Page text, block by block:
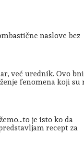
naslove bez
već urednik. Ovo
fenomena koji su
je isto ko da
recept za